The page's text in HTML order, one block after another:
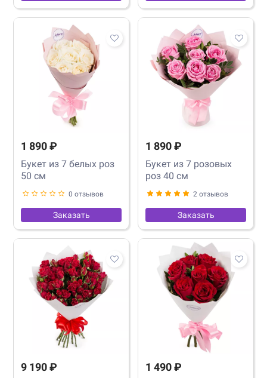
1 890 ₽
Букет из 7 белых роз
50 см
0 отзывов
Заказать
1 890 ₽
Букет из 7 розовых
роз 40 см
2 отзывов
Заказать
9 190 ₽ 1 490 ₽